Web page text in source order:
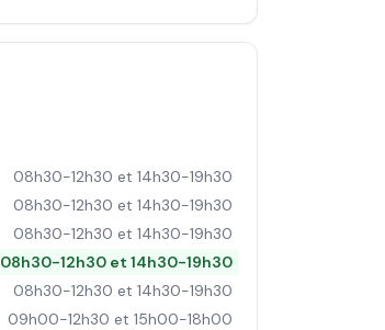
08h30-12h30 et 14h30-19h30
08h30-12h30 et 14h30-19h30
08h30-12h30 et 14h30-19h30
08h30-12h30 et 14h30-19h30
08h30-12h30 et 14h30-19h30
09h00-12h30 et 15h00-18h00